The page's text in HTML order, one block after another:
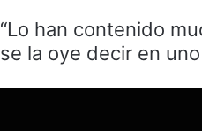
“Lo han contenido
se la oye decir en